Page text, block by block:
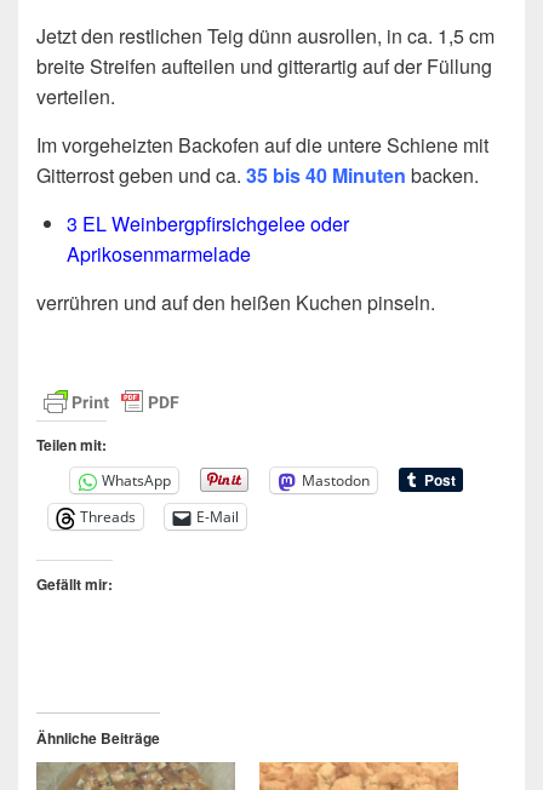
Jetzt den restlichen Teig dünn ausrollen, in ca. 1,5 cm
breite Streifen aufteilen und gitterartig auf der Füllung
verteilen.
Im vorgeheizten Backofen auf die untere Schiene mit
Gitterrost geben und ca. 35 bis 40 Minuten backen.
3 EL Weinbergpfirsichgelee oder
Aprikosenmarmelade
verrühren und auf den heißen Kuchen pinseln.
Teilen mit:
WhatsApp
Mastodon
Threads
E-Mail
Gefällt mir:
Ähnliche Beiträge